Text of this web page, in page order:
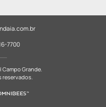
7700
Grande.
reservados.